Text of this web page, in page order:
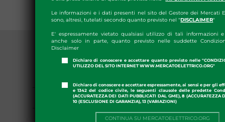
Le informazioni e i dati presenti nel sito del Gestore dei Mercati
sono, altresì, tutelati secondo quanto previsto nel "DISCLAIMER"
E' espressamente vietato qualsiasi utilizzo di tali informazioni
anche solo in parte, quanto previsto nelle suddette
Disclaimer
Dichiaro di conoscere e accettare quanto previsto nelle
UTILIZZO DEL SITO INTERNET WWW.MERCATOELETTRICO.ORG"
Dichiaro di conoscere e accettare espressamente, ai sensi e per gli
e 1342 del codice civile, le seguenti clausole delle predette
(ACCURATEZZA DEI DATI PUBBLICATI DAL GME), 8 (ACCURATEZZA
10 (ESCLUSIONE DI GARANZIA), 13 (VARIAZIONI)
CONTINUA SU MERCATOELETTRICO.ORG
GME APP